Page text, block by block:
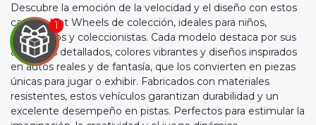
Descubre la emoción de la velocidad y el diseño con estos
carritos Hot Wheels de colección, ideales para niños,
aficionados y coleccionistas. Cada modelo destaca por sus
acabados detallados, colores vibrantes y diseños inspirados
en autos reales y de fantasía, que los convierten en piezas
únicas para jugar o exhibir. Fabricados con materiales
resistentes, estos vehículos garantizan durabilidad y un
excelente desempeño en pistas. Perfectos para estimular la